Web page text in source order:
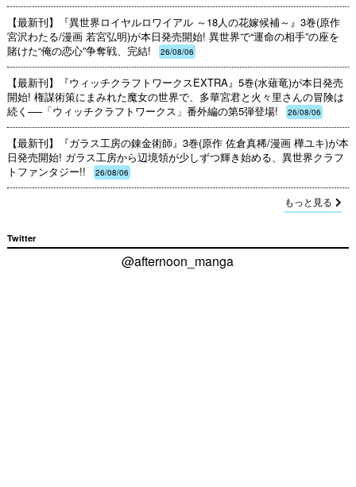
【最新刊】『異世界ロイヤルロワイアル ～18人の花嫁候補～』3巻(原作
宮沢わたる/漫画 若宮弘明)が本日発売開始! 異世界で“運命の相手”の座を
賭けた“俺の恋心”争奪戦、完結!
26/08/06
【最新刊】『ウィッチクラフトワークスEXTRA』5巻(水薙竜)が本日発売
開始! 権謀術策にまみれた魔女の世界で、多華宮君と火々里さんの冒険は
続く──「ウィッチクラフトワークス」番外編の第5弾登場!
26/08/06
【最新刊】『ガラス工房の錬金術師』3巻(原作 佐倉真稀/漫画 樺ユキ)が本
日発売開始! ガラス工房から辺境領が少しずつ輝き始める、異世界クラフ
トファンタジー!!
26/08/06
もっと見る
Twitter
@afternoon_manga